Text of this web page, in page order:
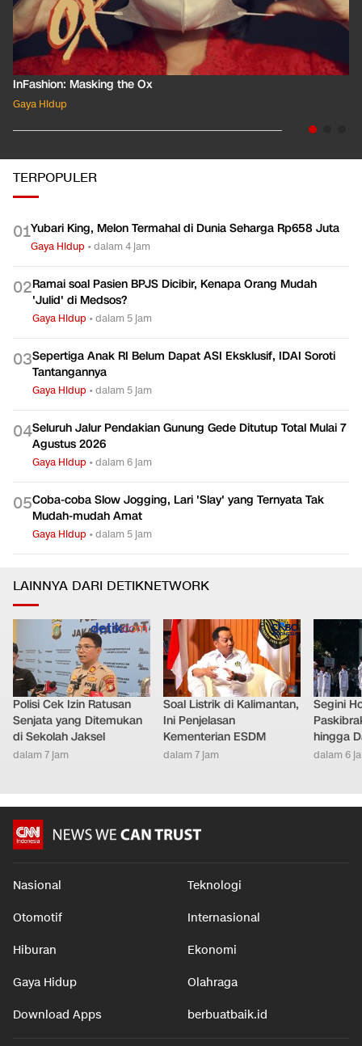
InFashion: Masking the Ox
Gaya Hidup
TERPOPULER
01Yubari King, Melon Termahal di Dunia Seharga Rp658 Juta
Gaya Hidup •dalam 4 jam
02Ramai soal Pasien BPJS Dicibir, Kenapa Orang Mudah
'Julid' di Medsos?
Gaya Hidup •dalam 5 jam
03Sepertiga Anak RI Belum Dapat ASI Eksklusif, IDAI Soroti
Tantangannya
Gaya Hidup •dalam 5 jam
04Seluruh Jalur Pendakian Gunung Gede Ditutup Total Mulai 7
Agustus 2026
Gaya Hidup •dalam 6 jam
05Coba-coba Slow Jogging, Lari 'Slay' yang Ternyata Tak
Mudah-mudah Amat
Gaya Hidup •dalam 5 jam
LAINNYA DARI DETIKNETWORK
Polisi Cek Izin Ratusan
Senjata yang Ditemukan
di Sekolah Jaksel
dalam 7 jam
Soal Listrik di Kalimantan,
Ini Penjelasan
Kementerian ESDM
dalam 7 jam
Segini
hingga
dalam 6
Nasional Teknologi
Otomotif Internasional
Hiburan Ekonomi
Gaya Hidup Olahraga
Download Apps berbuatbaik.id